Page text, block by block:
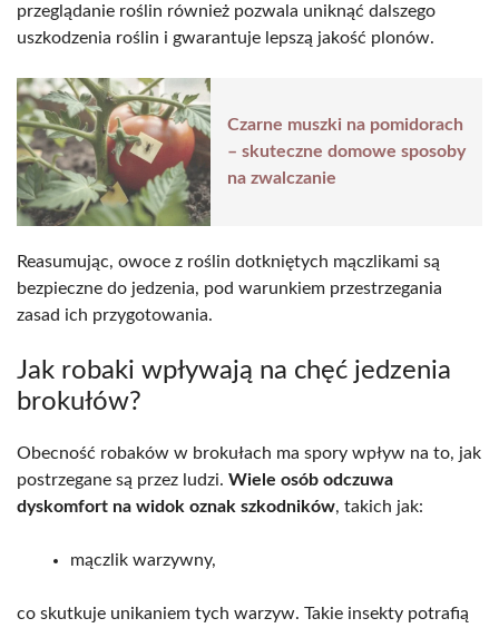
przeglądanie roślin również pozwala uniknąć dalszego
uszkodzenia roślin i gwarantuje lepszą jakość plonów.
Czarne muszki na pomidorach
– skuteczne domowe sposoby
na zwalczanie
Reasumując, owoce z roślin dotkniętych mączlikami są
bezpieczne do jedzenia, pod warunkiem przestrzegania
zasad ich przygotowania.
Jak robaki wpływają na chęć jedzenia
brokułów?
Obecność robaków w brokułach ma spory wpływ na to, jak
postrzegane są przez ludzi. Wiele osób odczuwa
dyskomfort na widok oznak szkodników, takich jak:
mączlik warzywny,
co skutkuje unikaniem tych warzyw. Takie insekty potrafią